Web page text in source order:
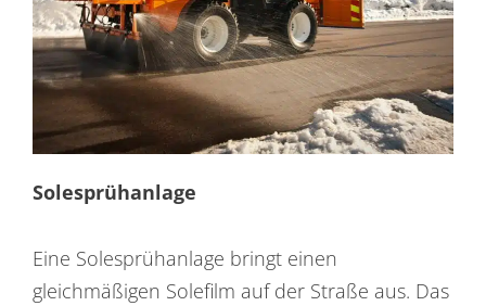
Solesprühanlage
Eine Solesprühanlage bringt einen
gleichmäßigen Solefilm auf der Straße aus. Das